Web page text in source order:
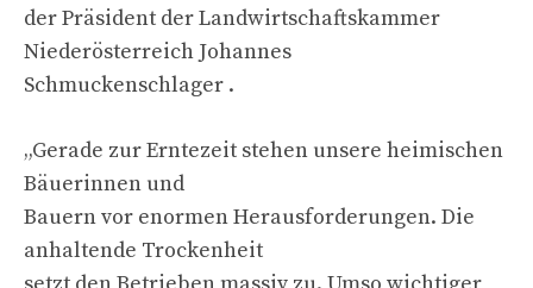
der Präsident der Landwirtschaftskammer
Niederösterreich Johannes
Schmuckenschlager .
„Gerade zur Erntezeit stehen unsere heimischen
Bäuerinnen und
Bauern vor enormen Herausforderungen. Die
anhaltende Trockenheit